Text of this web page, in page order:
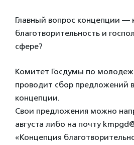
Главный вопрос концепции —
благотворительность и
сфере?
Комитет Госдумы по
проводит сбор предложений
концепции.
Свои предложения можно
августа либо на почту
«Концепция